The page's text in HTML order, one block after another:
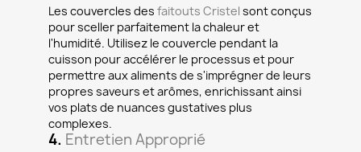
Les couvercles des faitouts Cristel sont conçus
pour sceller parfaitement la chaleur et
l'humidité. Utilisez le couvercle pendant la
cuisson pour accélérer le processus et pour
permettre aux aliments de s'imprégner de leurs
propres saveurs et arômes, enrichissant ainsi
vos plats de nuances gustatives plus
complexes.
4. Entretien Approprié